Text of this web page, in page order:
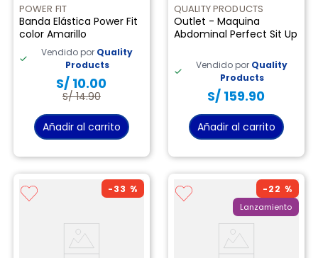
POWER FIT
Banda Elástica Power Fit
color Amarillo
Vendido por Quality
Products
S/ 10.00
S/ 14.90
Añadir al carrito
QUALITY PRODUCTS
Outlet - Maquina
Abdominal Perfect Sit Up
Vendido por Quality
Products
S/ 159.90
Añadir al carrito
-33 % -22 %
Lanzamiento